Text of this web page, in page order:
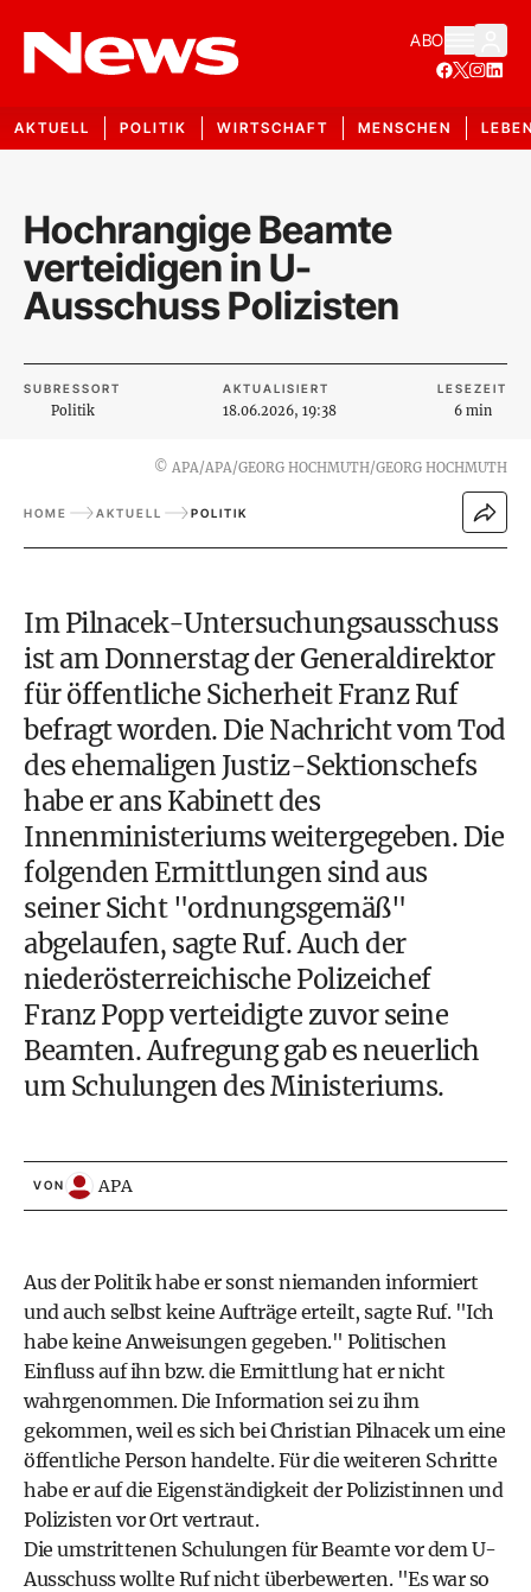
ABO
AKTUELL POLITIK WIRTSCHAFT MENSCHEN
Hochrangige Beamte
verteidigen in U-
Ausschuss Polizisten
SUBRESSORT
Politik
AKTUALISIERT
18.06.2026, 19:38
LESEZEIT
6 min
© APA/APA/GEORG HOCHMUTH/GEORG HOCHMUTH
HOME AKTUELL POLITIK
Im Pilnacek-Untersuchungsausschuss
ist am Donnerstag der Generaldirektor
für öffentliche Sicherheit Franz Ruf
befragt worden. Die Nachricht vom Tod
des ehemaligen Justiz-Sektionschefs
habe er ans Kabinett des
Innenministeriums weitergegeben. Die
folgenden Ermittlungen sind aus
seiner Sicht "ordnungsgemäß"
abgelaufen, sagte Ruf. Auch der
niederösterreichische Polizeichef
Franz Popp verteidigte zuvor seine
Beamten. Aufregung gab es neuerlich
um Schulungen des Ministeriums.
VON APA
Aus der Politik habe er sonst niemanden informiert
und auch selbst keine Aufträge erteilt, sagte Ruf. "Ich
habe keine Anweisungen gegeben." Politischen
Einfluss auf ihn bzw. die Ermittlung hat er nicht
wahrgenommen. Die Information sei zu ihm
gekommen, weil es sich bei Christian Pilnacek um eine
öffentliche Person handelte. Für die weiteren Schritte
habe er auf die Eigenständigkeit der Polizistinnen und
Polizisten vor Ort vertraut.
Die umstrittenen Schulungen für Beamte vor dem U-
Ausschuss wollte Ruf nicht überbewerten. "Es war so